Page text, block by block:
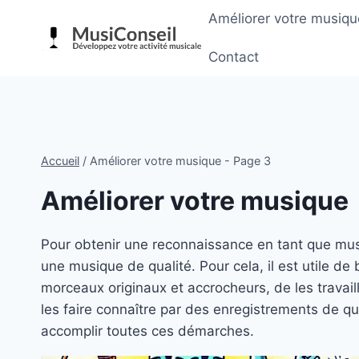
contenu
Améliorer votre
Contact
Accueil / Améliorer votre musique - Page 3
Améliorer votre musique
Pour obtenir une reconnaissance en tant que
une musique de qualité. Pour cela, il est utile
morceaux originaux et accrocheurs, de les
les faire connaître par des enregistrements de
accomplir toutes ces démarches.